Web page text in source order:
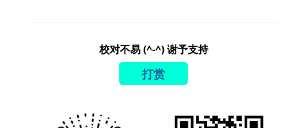
校对不易 (^-^) 谢予支持
打赏